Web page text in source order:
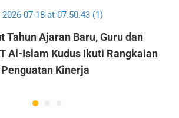
Tahun Ajaran Baru, Guru dan
Al-Islam Kudus Ikuti Rangkaian
Kinerja